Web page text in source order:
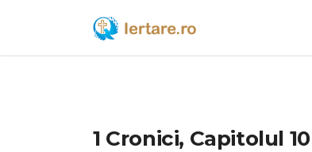
1 Cronici, Capitolul 10